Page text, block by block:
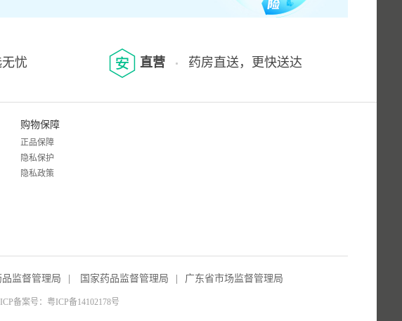
忧 直营 药房直送，更快送达
购物保障
正品保障
隐私保护
隐私政策
监督管理局 国家药品监督管理局 广东省市场监督管理局
备案号：
粤ICP备14102178号